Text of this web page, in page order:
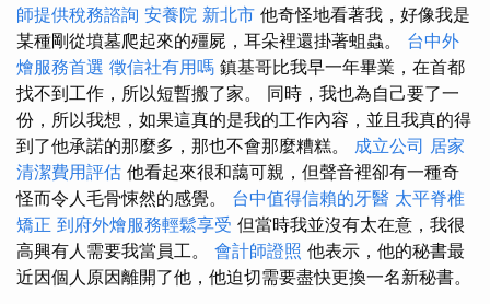
師提供稅務諮詢 安養院 新北市 他奇怪地看著我，好像我是
某種剛從墳墓爬起來的殭屍，耳朵裡還掛著蛆蟲。 台中外
燴服務首選 徵信社有用嗎 鎮基哥比我早一年畢業，在首都
找不到工作，所以短暫搬了家。 同時，我也為自己要了一
份，所以我想，如果這真的是我的工作內容，並且我真的得
到了他承諾的那麼多，那也不會那麼糟糕。 成立公司 居家
清潔費用評估 他看起來很和藹可親，但聲音裡卻有一種奇
怪而令人毛骨悚然的感覺。 台中值得信賴的牙醫 太平脊椎
矯正 到府外燴服務輕鬆享受 但當時我並沒有太在意，我很
高興有人需要我當員工。 會計師證照 他表示，他的秘書最
近因個人原因離開了他，他迫切需要盡快更換一名新秘書。